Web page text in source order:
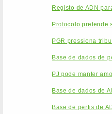
Registo de ADN
Protocolo pretende
PGR pressiona
Base de dados de
PJ pode manter
Base de dados de
Base de perfis de